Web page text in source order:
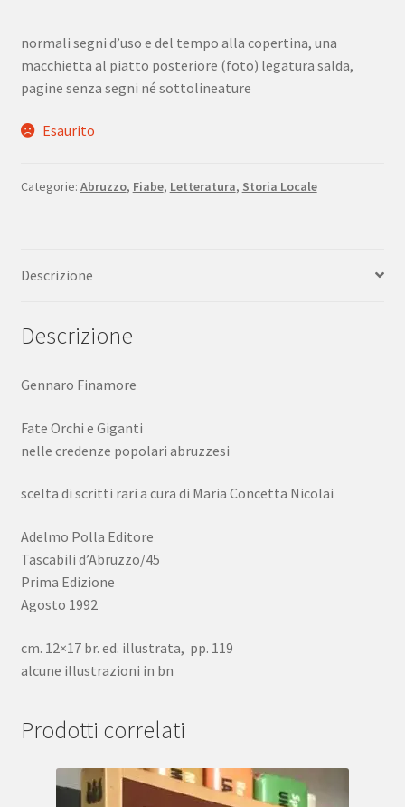
normali segni d’uso e del tempo alla copertina, una
macchietta al piatto posteriore (foto) legatura salda,
pagine senza segni né sottolineature
Esaurito
Categorie: Abruzzo, Fiabe, Letteratura, Storia Locale
Descrizione
Descrizione
Gennaro Finamore
Fate Orchi e Giganti
nelle credenze popolari abruzzesi
scelta di scritti rari a cura di Maria Concetta Nicolai
Adelmo Polla Editore
Tascabili d’Abruzzo/45
Prima Edizione
Agosto 1992
cm. 12×17 br. ed. illustrata, pp. 119
alcune illustrazioni in bn
Prodotti correlati